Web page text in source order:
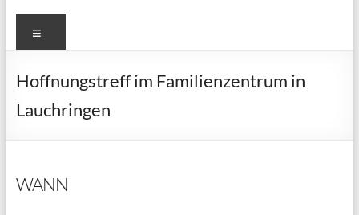
Hoffnungstreff im Familienzentrum in
Lauchringen
WANN